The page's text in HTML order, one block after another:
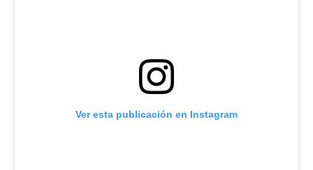
Ver esta publicación en Instagram